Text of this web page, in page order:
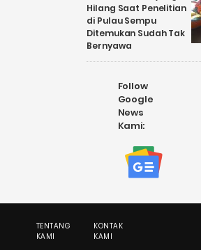
Hilang Saat Penelitian
di Pulau Sempu
Ditemukan Sudah Tak
Bernyawa
Follow
Google
News
Kami:
TENTANG
KAMI
KONTAK
KAMI